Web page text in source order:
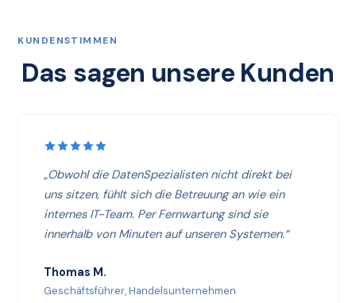
KUNDENSTIMMEN
Das sagen unsere Kunden
„Obwohl die DatenSpezialisten nicht direkt bei
uns sitzen, fühlt sich die Betreuung an wie ein
internes IT-Team. Per Fernwartung sind sie
innerhalb von Minuten auf unseren Systemen.“
Thomas M.
Geschäftsführer, Handelsunternehmen